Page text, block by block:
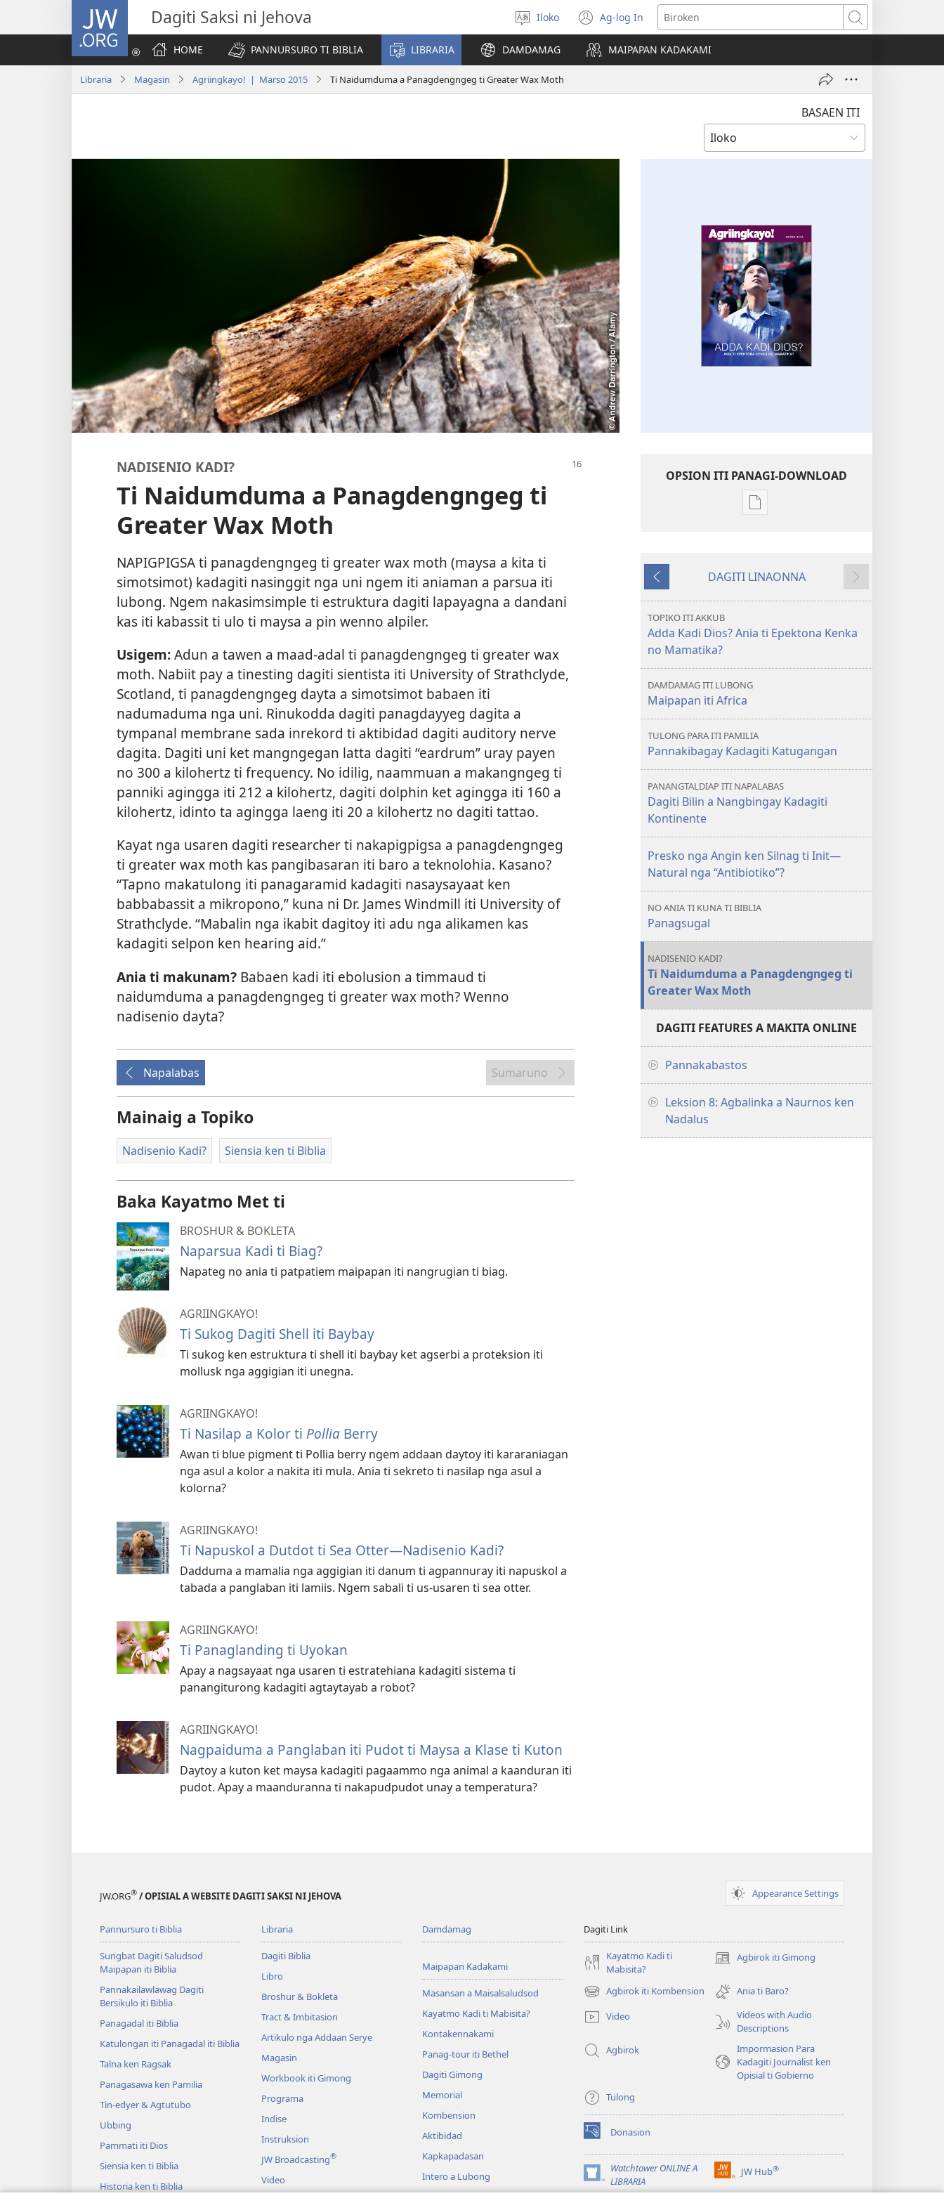
JW.ORG Dagiti Saksi ni Jehova
Agpili
iti
lengguahe
Iloko Ag-log In
(manglukat
iti
baro
a
Biroken
HOME
PANNURSURO TI BIBLIA LIBRARIA DAMDAMAG MAIPAPAN KADAKAMI
Libraria Magasin Agriingkayo! | Marso 2015 Ti Naidumduma a Panagdengngeg ti Greater Wax Moth
BASAEN ITI
NADISENIO KADI?
Ti Naidumduma a Panagdengngeg ti
Greater Wax Moth
NAPIGPIGSA ti panagdengngeg ti greater wax moth (maysa a kita ti
simotsimot) kadagiti nasinggit nga uni ngem iti aniaman a parsua iti
lubong. Ngem nakasimsimple ti estruktura dagiti lapayagna a dandani
kas iti kabassit ti ulo ti maysa a pin wenno alpiler.
Usigem:Adun a tawen a maad-adal ti panagdengngeg ti greater wax
moth. Nabiit pay a tinesting dagiti sientista iti University of Strathclyde,
Scotland, ti panagdengngeg dayta a simotsimot babaen iti
nadumaduma nga uni. Rinukodda dagiti panagdayyeg dagita a
tympanal membrane sada inrekord ti aktibidad dagiti auditory nerve
dagita. Dagiti uni ket mangngegan latta dagiti “eardrum” uray payen
no 300 a kilohertz ti frequency. No idilig, naammuan a makangngeg ti
panniki agingga iti 212 a kilohertz, dagiti dolphin ket agingga iti 160 a
kilohertz, idinto ta agingga laeng iti 20 a kilohertz no dagiti tattao.
Kayat nga usaren dagiti researcher ti nakapigpigsa a panagdengngeg
ti greater wax moth kas pangibasaran iti baro a teknolohia. Kasano?
“Tapno makatulong iti panagaramid kadagiti nasaysayaat ken
babbabassit a mikropono,” kuna ni Dr. James Windmill iti University of
Strathclyde. “Mabalin nga ikabit dagitoy iti adu nga alikamen kas
kadagiti selpon ken hearing aid.”
Ania ti makunam? Babaen kadi iti ebolusion a timmaud ti
naidumduma a panagdengngeg ti greater wax moth? Wenno
nadisenio dayta?
Napalabas Sumaruno
Mainaig a Topiko
Nadisenio Kadi? Siensia ken ti Biblia
Baka Kayatmo Met ti
BROSHUR & BOKLETA
Naparsua Kadi ti Biag?
Napateg no ania ti patpatiem maipapan iti nangrugian ti biag.
AGRIINGKAYO!
Ti Sukog Dagiti Shell iti Baybay
Ti sukog ken estruktura ti shell iti baybay ket agserbi a proteksion iti
mollusk nga aggigian iti unegna.
AGRIINGKAYO!
Ti Nasilap a Kolor ti Pollia Berry
Awan ti blue pigment ti Pollia berry ngem addaan daytoy iti kararaniagan
nga asul a kolor a nakita iti mula. Ania ti sekreto ti nasilap nga asul a
kolorna?
AGRIINGKAYO!
Ti Napuskol a Dutdot ti Sea Otter—Nadisenio Kadi?
Dadduma a mamalia nga aggigian iti danum ti agpannuray iti napuskol a
tabada a panglaban iti lamiis. Ngem sabali ti us-usaren ti sea otter.
AGRIINGKAYO!
Ti Panaglanding ti Uyokan
Apay a nagsayaat nga usaren ti estratehiana kadagiti sistema ti
panangiturong kadagiti agtaytayab a robot?
AGRIINGKAYO!
Nagpaiduma a Panglaban iti Pudot ti Maysa a Klase ti Kuton
Daytoy a kuton ket maysa kadagiti pagaammo nga animal a kaanduran iti
pudot. Apay a maanduranna ti nakapudpudot unay a temperatura?
OPSION ITI PANAGI-DOWNLOAD
Dagiti
download
AGRIINGKAYO!
Adda
Epektona
Kenka
no
Mamatika?
Napalabas
DAGITI LINAONNA
Sumaruno
TOPIKO ITI AKKUB
Adda Kadi Dios? Ania ti Epektona Kenka
no Mamatika?
DAMDAMAG ITI LUBONG
Maipapan iti Africa
TULONG PARA ITI PAMILIA
Pannakibagay Kadagiti Katugangan
PANANGTALDIAP ITI NAPALABAS
Dagiti Bilin a Nangbingay Kadagiti
Kontinente
Presko nga Angin ken Silnag ti Init—
Natural nga “Antibiotiko”?
NO ANIA TI KUNA TI BIBLIA
Panagsugal
NADISENIO KADI?
Ti Naidumduma a Panagdengngeg ti
Greater Wax Moth
DAGITI FEATURES A MAKITA ONLINE
Pannakabastos
Leksion 8: Agbalinka a Naurnos ken
Nadalus
JW.ORG® / OPISIAL A WEBSITE DAGITI SAKSI NI JEHOVA Appearance Settings
Pannursuro ti Biblia
Sungbat Dagiti Saludsod
Maipapan iti Biblia
Pannakailawlawag Dagiti
Bersikulo iti Biblia
Panagadal iti Biblia
Katulongan iti Panagadal iti Biblia
Talna ken Ragsak
Panagasawa ken Pamilia
Tin-edyer & Agtutubo
Ubbing
Pammati iti Dios
Siensia ken ti Biblia
Historia ken ti Biblia
Libraria
Dagiti Biblia
Libro
Broshur & Bokleta
Tract & Imbitasion
Artikulo nga Addaan Serye
Magasin
Workbook iti Gimong
Programa
Indise
Instruksion
JW Broadcasting®
Video
Damdamag
Maipapan Kadakami
Masansan a Maisalsaludsod
Kayatmo Kadi ti Mabisita?
Kontakennakami
Panag-tour iti Bethel
Dagiti Gimong
Memorial
Kombension
Aktibidad
Kapkapadasan
Intero a Lubong
Dagiti Link
Kayatmo Kadi ti
Mabisita?
Agbirok iti Gimong
(manglukat
baro
window)
Agbirok iti Kombension
(manglukat
iti
baro
window)
Ania ti Baro?
Video
Videos with Audio
Descriptions
Agbirok
Impormasion Para
Kadagiti Journalist ken
Opisial ti Gobierno
Tulong
Donasion
(manglukat
iti
baro
a
window)
Watchtower ONLINE A
LIBRARIA
(manglukat
iti
JW Hub®
(manglukat
iti